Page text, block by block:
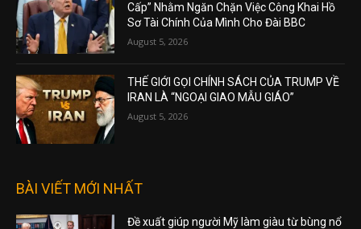
Cấp” Nhằm Ngăn Chặn Việc Công Khai Hồ
Sơ Tài Chính Của Mình Cho Đài BBC
August 5, 2026
THẾ GIỚI GỌI CHÍNH SÁCH CỦA TRUMP VỀ
IRAN LÀ “NGOẠI GIAO MẪU GIÁO”
August 5, 2026
BÀI VIẾT MỚI NHẤT
Đề xuất giúp người Mỹ làm giàu từ bùng nổ